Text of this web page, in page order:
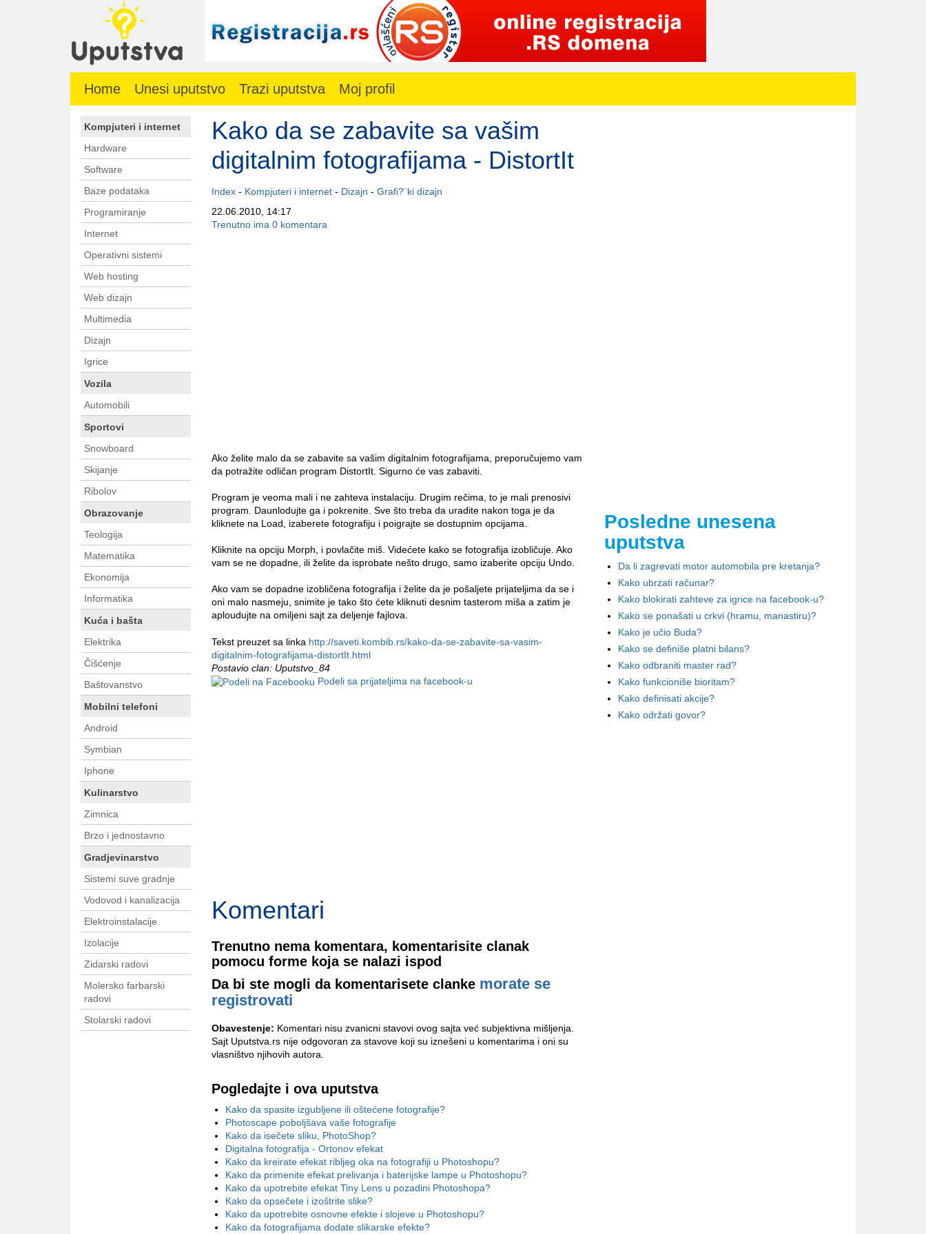
Home Unesi uputstvo Trazi uputstva Moj profil
Kako da se zabavite sa vašim
digitalnim fotografijama - DistortIt
Index - Kompjuteri i internet - Dizajn - Grafi?¨ki dizajn
22.06.2010, 14:17
Trenutno ima 0 komentara
Ako želite malo da se zabavite sa vašim digitalnim fotografijama, preporučujemo vam
da potražite odličan program DistortIt. Sigurno će vas zabaviti.
Program je veoma mali i ne zahteva instalaciju. Drugim rečima, to je mali prenosivi
program. Daunlodujte ga i pokrenite. Sve što treba da uradite nakon toga je da
kliknete na Load, izaberete fotografiju i poigrajte se dostupnim opcijama.
Kliknite na opciju Morph, i povlačite miš. Videćete kako se fotografija izobličuje. Ako
vam se ne dopadne, ili želite da isprobate nešto drugo, samo izaberite opciju Undo.
Ako vam se dopadne izobličena fotografija i želite da je pošaljete prijateljima da se i
oni malo nasmeju, snimite je tako što ćete kliknuti desnim tasterom miša a zatim je
aploudujte na omiljeni sajt za deljenje fajlova.
Tekst preuzet sa linka http://saveti.kombib.rs/kako-da-se-zabavite-sa-vasim-
digitalnim-fotografijama-distortIt.html
Postavio clan: Uputstvo_84
Podeli sa prijateljima na facebook-u
Komentari
Trenutno nema komentara, komentarisite clanak
pomocu forme koja se nalazi ispod
Da bi ste mogli da komentarisete clanke morate se
registrovati
Obavestenje: Komentari nisu zvanicni stavovi ovog sajta već subjektivna mišljenja.
Sajt Uputstva.rs nije odgovoran za stavove koji su iznešeni u komentarima i oni su
vlasništvo njihovih autora.
Pogledajte i ova uputstva
Kako da spasite izgubljene ili oštećene fotografije?
Photoscape poboljšava vaše fotografije
Kako da isečete sliku, PhotoShop?
Digitalna fotografija - Ortonov efekat
Kako da kreirate efekat ribljeg oka na fotografiji u Photoshopu?
Kako da primenite efekat prelivanja i baterijske lampe u Photoshopu?
Kako da upotrebite efekat Tiny Lens u pozadini Photoshopa?
Kako da opsečete i izoštrite slike?
Kako da upotrebite osnovne efekte i slojeve u Photoshopu?
Kako da fotografijama dodate slikarske efekte?
Kompjuteri i internet
Hardware
Software
Baze podataka
Programiranje
Internet
Operativni sistemi
Web hosting
Web dizajn
Multimedia
Dizajn
Igrice
Vozila
Automobili
Sportovi
Snowboard
Skijanje
Ribolov
Obrazovanje
Teologija
Matematika
Ekonomija
Informatika
Kuća i bašta
Elektrika
Čišćenje
Baštovanstvo
Mobilni telefoni
Android
Symbian
Iphone
Kulinarstvo
Zimnica
Brzo i jednostavno
Gradjevinarstvo
Sistemi suve gradnje
Vodovod i kanalizacija
Elektroinstalacije
Izolacije
Zidarski radovi
Molersko farbarski
radovi
Stolarski radovi
Posledne unesena
uputstva
Da li zagrevati motor automobila pre kretanja?
Kako ubrzati računar?
Kako blokirati zahteve za igrice na facebook-u?
Kako se ponašati u crkvi (hramu, manastiru)?
Kako je učio Buda?
Kako se definiše platni bilans?
Kako odbraniti master rad?
Kako funkcioniše bioritam?
Kako definisati akcije?
Kako održati govor?